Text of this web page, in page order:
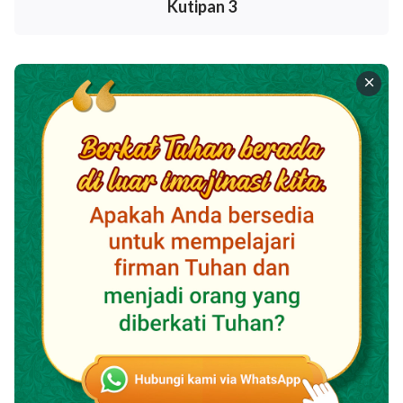
memerintahkan mereka berbicara dan bekerja atas
pekerjaan Tuhan adalah memimpin manusia. Ini adalah
awal dari pertempuran melawan Iblis, tetapi
pertempuran ini belum secara resmi dimulai. Perang
resmi melawan Iblis dimulai denganinkarnasi Tuhan
yang pertama, dan perang ini terus berlanjut sampai
sekarang. Pertempuran pertama perang ini adalah
ketika Tuhan yang berinkarnasi dipaku di kayu salib.
Penyaliban Tuhan yang berinkarnasi mengalahkan
Iblis, dan itu adalah tahap pertama yang berhasil
dalam perang itu. Ketika Tuhan yang berinkarnasi
mulai secara langsung bekerja dalam kehidupan
manusia, ini adalah awal yang resmi dari pekerjaan
mendapatkan kembali manusia, dan karena ini adalah
Kutipan 3